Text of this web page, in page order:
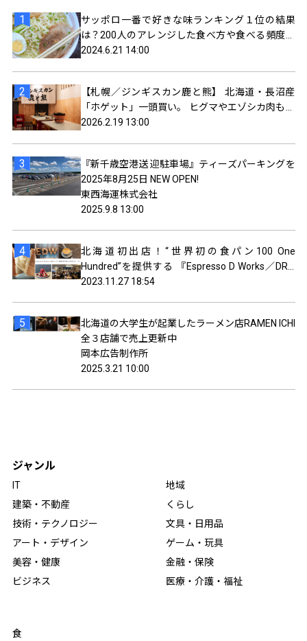
サッポロ一番で好きな味ランキング１位の結果
は？200人のアレンジした食べ方や食べる頻度を
聞いてみました
2024.6.21 14:00
【札幌／ジンギスカン鹿と熊】 北海道・長沼産
「ホゲット」一頭買い。 ヒグマやエゾシカ肉も食
べられるジンギスカン屋オープン。
2026.2.19 13:00
『新千歳空港送 迎駐車場』ティーズパーキングを
2025年8月25日 NEW OPEN!
東西海運株式会社
2025.9.8 13:00
北海道初出店！“世界初の食パン100 One
Hundred”を提供する 『Espresso D Works／DRA
セブン ココノ ススキノ(札幌)』がオープン！
2023.11.27 18:54
北海道の大学生が起業したラーメン店RAMEN ICHI
全３店舗で売上更新中
岡本広告制作所
2025.3.21 10:00
ジャンル
IT
建築・不動産
技術・テクノロジー
アート・デザイン
美容・健康
ビジネス
地域
くらし
文具・日用品
ゲーム・玩具
金融・保険
医療・介護・福祉
食